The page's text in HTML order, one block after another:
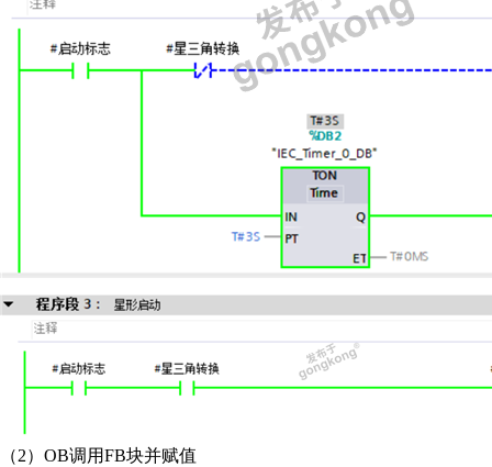
（2）OB调用FB块并赋值